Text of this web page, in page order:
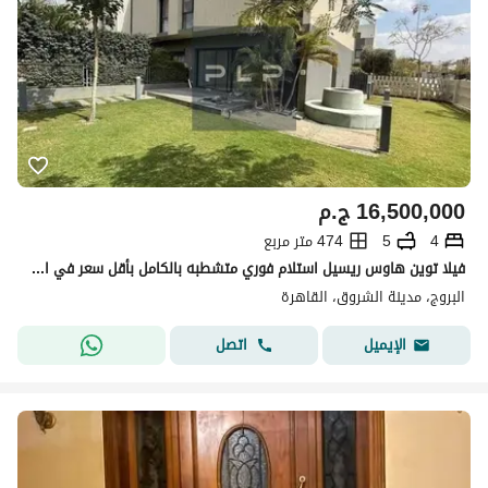
ج.م16,500,000
4
5
474 متر مربع
فيلا توين هاوس ريسيل استلام فوري متشطبه بالكامل بأقل سعر في السوق لسرعة البيع في كمبوند البروج الشروق
البروج، مدينة الشروق، القاهرة
الإيميل
اتصل